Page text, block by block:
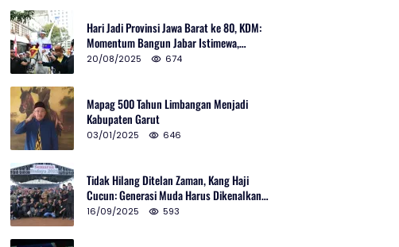
Hari Jadi Provinsi Jawa Barat ke 80, KDM:
Momentum Bangun Jabar Istimewa,
Lembur di Urus Kota Ditata
20/08/2025 674
Mapag 500 Tahun Limbangan Menjadi
Kabupaten Garut
03/01/2025 646
Tidak Hilang Ditelan Zaman, Kang Haji
Cucun: Generasi Muda Harus Dikenalkan
Pencak Silat
16/09/2025 593